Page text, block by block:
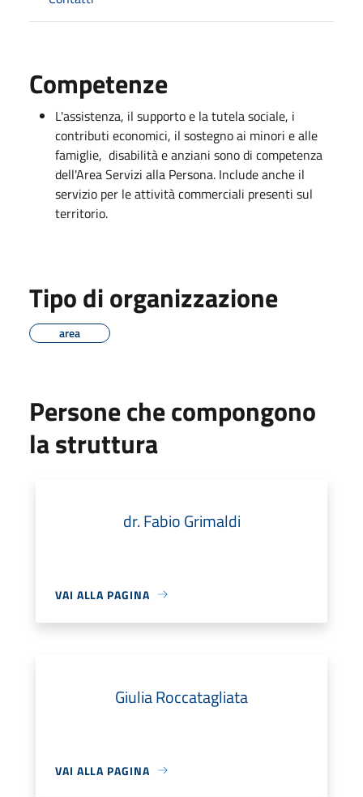
Competenze
L'assistenza, il supporto e la tutela sociale, i
contributi economici, il sostegno ai minori e alle
famiglie, disabilità e anziani sono di competenza
dell'Area Servizi alla Persona. Include anche il
servizio per le attività commerciali presenti sul
territorio.
Tipo di organizzazione
area
Persone che compongono
la struttura
dr. Fabio Grimaldi
VAI ALLA PAGINA
Giulia Roccatagliata
VAI ALLA PAGINA